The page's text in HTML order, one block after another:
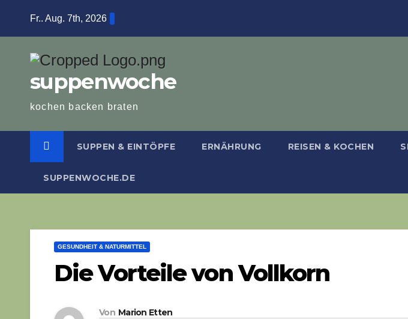
Fr.. Aug. 7th, 2026
suppenwoche
kochen backen braten
SUPPEN & EINTÖPFE ERNÄHRUNG REISEN & KOCHEN
SUPPENWOCHE.DE
GESUNDHEIT & NATURMITTEL
Die Vorteile von Vollkorn
Von Marion Etten